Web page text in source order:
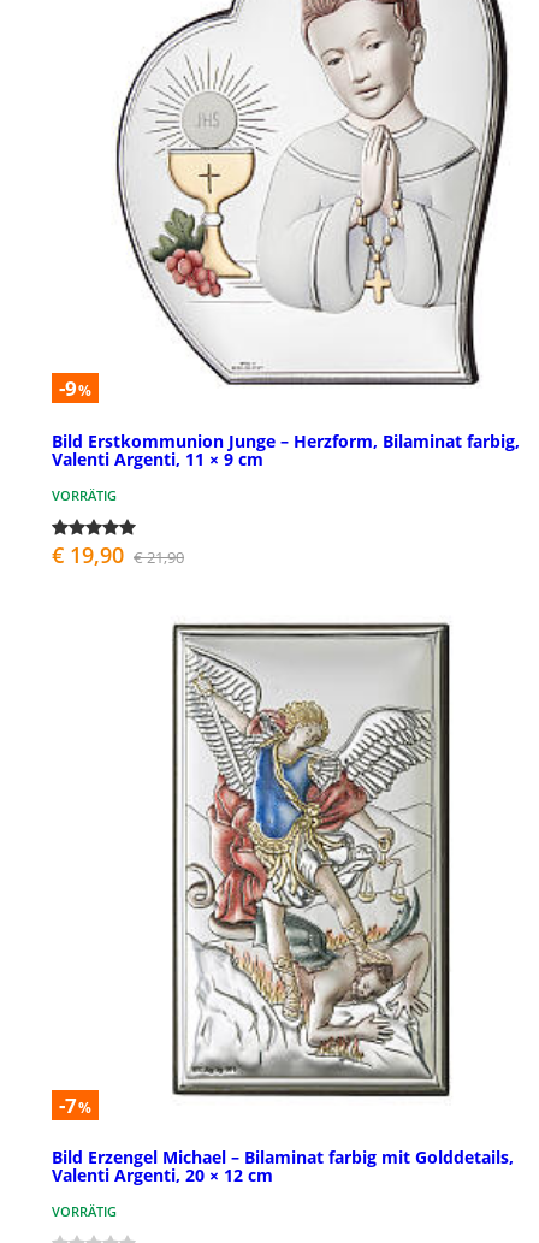
-9%
Bild Erstkommunion Junge – Herzform, Bilaminat farbig,
Valenti Argenti, 11 × 9 cm
VORRÄTIG
€ 19,90 € 21,90
-7%
Bild Erzengel Michael – Bilaminat farbig mit Golddetails,
Valenti Argenti, 20 × 12 cm
VORRÄTIG